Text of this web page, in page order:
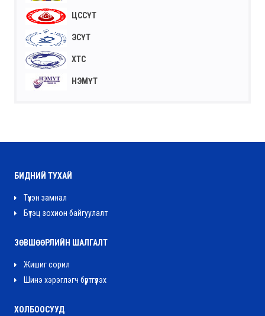
ЦССҮТ
ЭСҮТ
ХТС
НЭМҮТ
БИДНИЙ ТУХАЙ
Түүхэн замнал
Бүтэц зохион байгуулалт
ЗӨВШӨӨРЛИЙН ШАЛГАЛТ
Жишиг сорил
Шинэ хэрэглэгч бүртгүүлэх
ХОЛБООСУУД